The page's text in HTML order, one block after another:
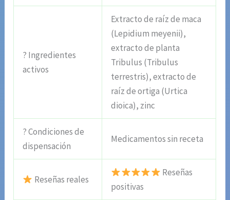
? Ingredientes
activos
Extracto de raíz de maca
(Lepidium meyenii),
extracto de planta
Tribulus (Tribulus
terrestris), extracto de
raíz de ortiga (Urtica
dioica), zinc
? Condiciones de
dispensación
Medicamentos sin receta
Reseñas reales
Reseñas
positivas